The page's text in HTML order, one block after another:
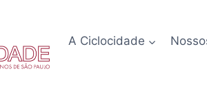
A Ciclocidade